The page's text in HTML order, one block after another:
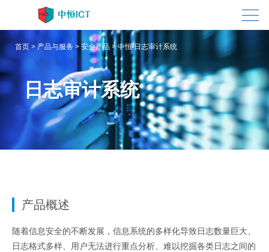
首页 产品与服务 安全产品 中恒 日志审计系统
日志审计系统
产品概述
随着信息安全的不断发展，信息系统的多样化导致日志数量巨大、
日志格式多样、用户无法进行重点分析、难以挖掘各类日志之间的